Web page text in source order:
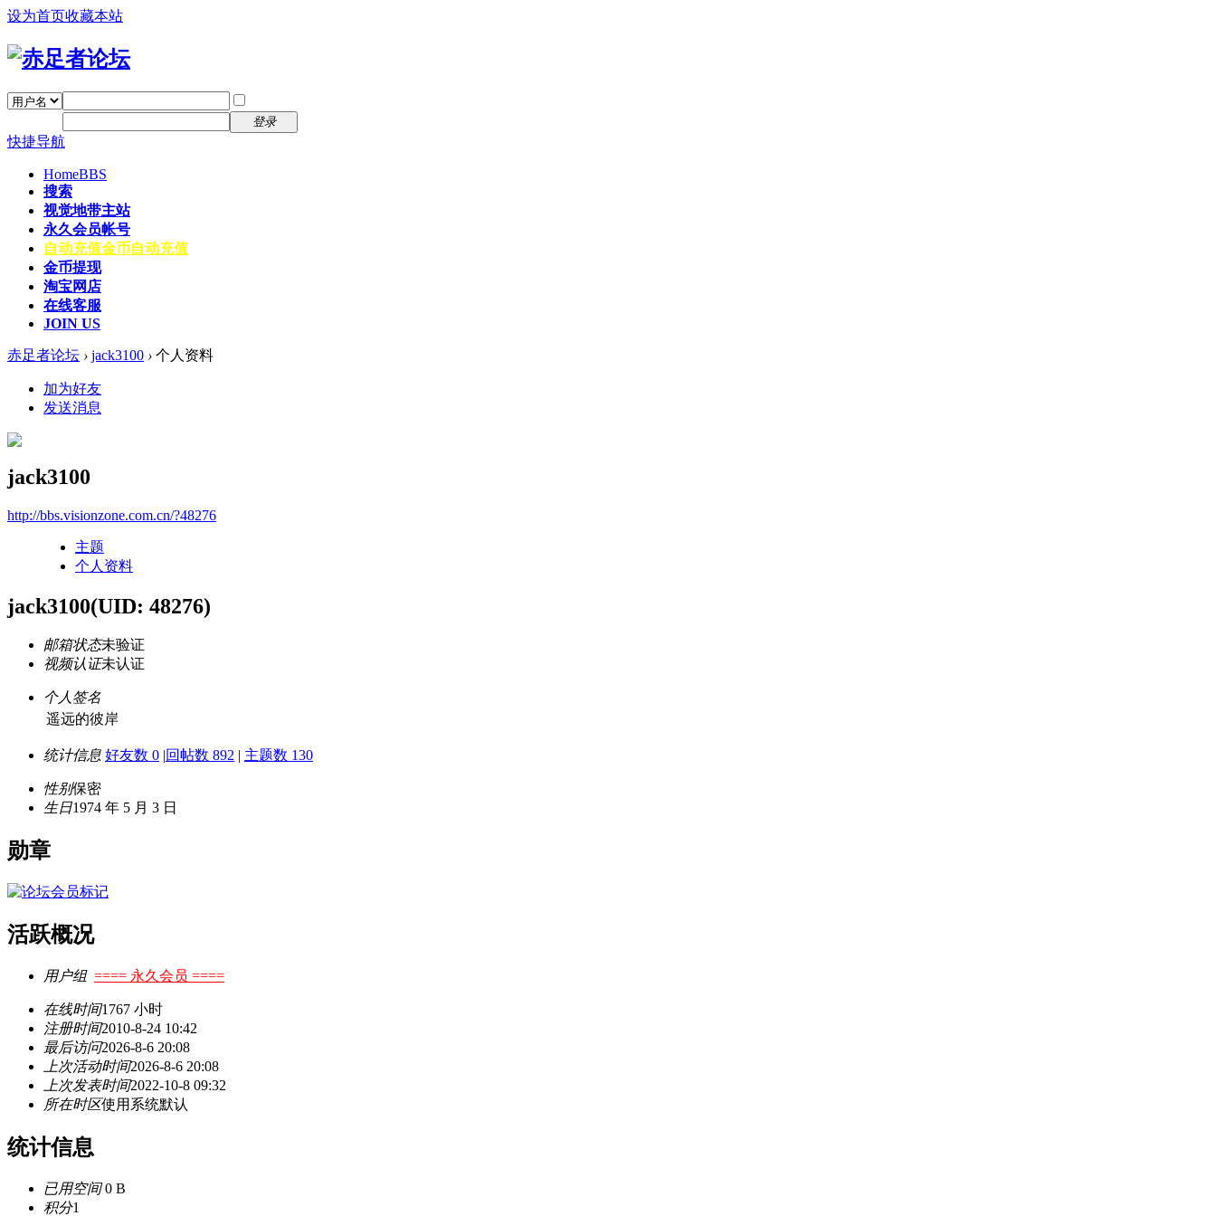
设为首页收藏本站
登录
快捷导航
HomeBBS
搜索
视觉地带主站
永久会员帐号
自动充值金币自动充值
金币提现
淘宝网店
在线客服
JOIN US
赤足者论坛 › jack3100 › 个人资料
加为好友
发送消息
jack3100
http://bbs.visionzone.com.cn/?48276
主题
个人资料
jack3100(UID: 48276)
邮箱状态未验证
视频认证未认证
个人签名
遥远的彼岸
统计信息 好友数 0 |回帖数 892 | 主题数 130
性别保密
生日1974 年 5 月 3 日
勋章
活跃概况
用户组 ==== 永久会员 ====
在线时间1767 小时
注册时间2010-8-24 10:42
最后访问2026-8-6 20:08
上次活动时间2026-8-6 20:08
上次发表时间2022-10-8 09:32
所在时区使用系统默认
统计信息
已用空间0 B
积分1